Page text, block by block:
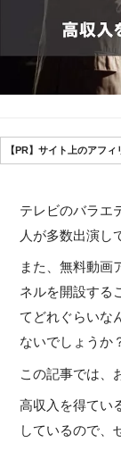
【PR】サイト上のアフ
テレビのバラエ
人が多数出演し
また、無料動画
ネルを開設する
てどれぐらいな
ないでしょうか
この記事では、
高収入を得てい
しているので、